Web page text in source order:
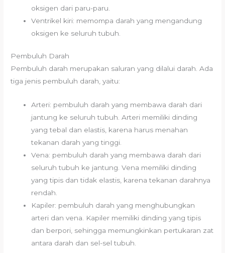
oksigen dari paru-paru.
Ventrikel kiri: memompa darah yang mengandung
oksigen ke seluruh tubuh.
Pembuluh Darah
Pembuluh darah merupakan saluran yang dilalui darah. Ada
tiga jenis pembuluh darah, yaitu:
Arteri: pembuluh darah yang membawa darah dari
jantung ke seluruh tubuh. Arteri memiliki dinding
yang tebal dan elastis, karena harus menahan
tekanan darah yang tinggi.
Vena: pembuluh darah yang membawa darah dari
seluruh tubuh ke jantung. Vena memiliki dinding
yang tipis dan tidak elastis, karena tekanan darahnya
rendah.
Kapiler: pembuluh darah yang menghubungkan
arteri dan vena. Kapiler memiliki dinding yang tipis
dan berpori, sehingga memungkinkan pertukaran zat
antara darah dan sel-sel tubuh.